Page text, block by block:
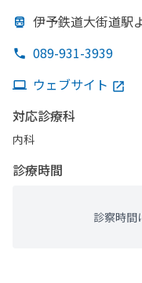
伊予鉄道大街道駅
089-931-3939
ウェブサイト
対応診療科
内科
診療時間
診察時間